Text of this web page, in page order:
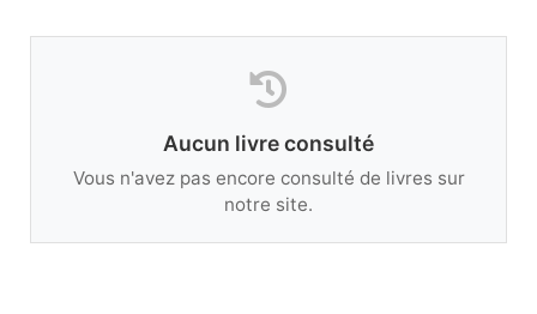
Aucun livre consulté
Vous n'avez pas encore consulté de livres sur
notre site.